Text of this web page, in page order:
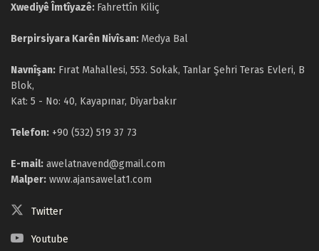
Xwediyê Îmtîyazê: Fahrettîn Kiliç
Berpirsiyara Karên Nivîsan: Medya Bal
Navnîşan: Fırat Mahallesi, 553. Sokak, Tanlar Şehri Teras Evleri, B
Blok,
Kat: 5 - No: 40, Kayapınar, Diyarbakır
Telefon: +90 (532) 519 37 73
E-mail: awelatnavend@gmail.com
Malper: www.ajansawelat1.com
Twitter
Youtube